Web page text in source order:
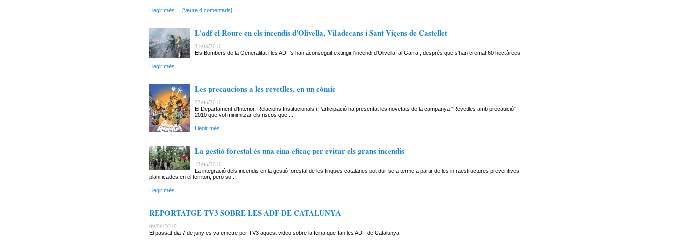
Llegir més... [Veure 4 comentaris]
L'adf el Roure en els incendis d'Olivella, Viladecans i Sant Viçens de Castellet
31/08/2010
Els Bombers de la Generalitat i les ADF's han aconseguit extingir l'incendi d'Olivella, al Garraf, després que s'han cremat 60 hectàrees.
Llegir més...
Les precaucions a les revetlles, en un còmic
22/06/2010
El Departament d'Interior, Relacions Institucionals i Participació ha presentat les novetats de la campanya "Revetlles amb precaució"
2010 que vol minimitzar els riscos que ...
Llegir més...
La gestió forestal és una eina eficaç per evitar els grans incendis
17/06/2010
La integració dels incendis en la gestió forestal de les finques catalanes pot dur-se a terme a partir de les infraestructures preventives
planificades en el territori, però so...
Llegir més...
REPORTATGE TV3 SOBRE LES ADF DE CATALUNYA
09/06/2010
El passat dia 7 de juny es va emetre per TV3 aquest video sobre la feina que fan les ADF de Catalunya.